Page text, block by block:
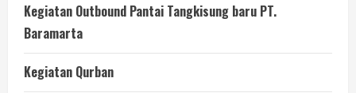
Kegiatan Outbound Pantai Tangkisung baru PT.
Baramarta
Kegiatan Qurban